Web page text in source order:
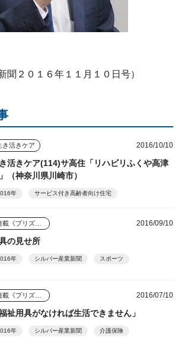
聞２０１６年１１月１０日号）
き活きケア 2016/10/10
活きケア(114)サ高住「リハビリふくや高津
（神奈川県川崎市）
年 サービス付き高齢者向け住宅
2016/09/10
の見せ所
年 シルバー産業新聞 スポーツ
2016/07/10
福祉用具がなければ生活できません」
年 シルバー産業新聞 介護保険